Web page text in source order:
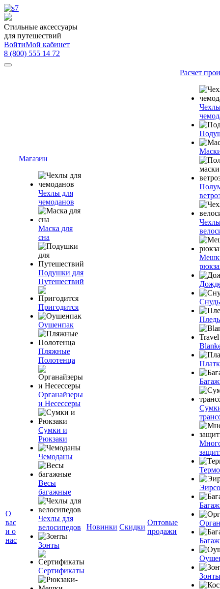
Стильные аксессуары
для путешествий
ВойтиМой кабинет
8 (800) 555 14 72
О
вас
и о
нас
Магазин
Чехлы для
чемоданов
Маска для
сна
Подушки для
Путешествий
Пригодится
Оушенпак
Пляжные
Полотенца
Органайзеры
и Несессеры
Сумки и
Рюкзаки
Чемоданы
Весы
багажные
Чехлы для
велосипедов
Зонты
Сертификаты
Новинки Скидки
Оптовые
продажи
Расчет
Зонты